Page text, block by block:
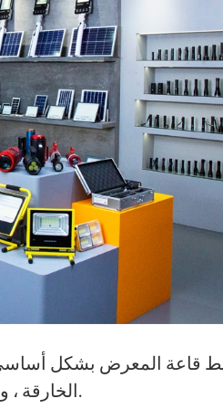
قاعة المعرض بشكل أساسي
الخارقة ، ومناطق عرض المنتجات المختلفة ، ومنطقة الوسائط المتعددة.